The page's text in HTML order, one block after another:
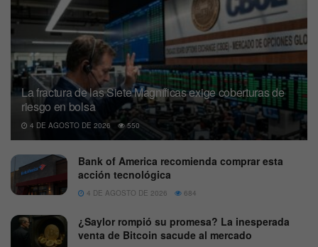
La fractura de las Siete Magníficas exige coberturas de
riesgo en bolsa
4 DE AGOSTO DE 2026 550
Bank of America recomienda comprar esta
acción tecnológica
4 DE AGOSTO DE 2026 684
¿Saylor rompió su promesa? La inesperada
venta de Bitcoin sacude al mercado